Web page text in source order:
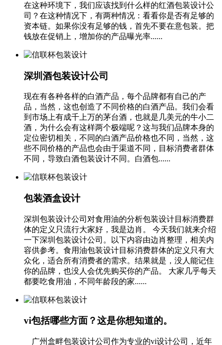
在这种环境下，我们应该找到什么样的红酒包装设计公
司？在这种情况下，有两种情况：看看你是否有足够的
资本链。如果你没有足够的钱，首先不要在意包装。把
钱放在促销上，增加你的产品曝光率......
深圳酒包装设计公司
现在有各种各样的白酒产品，每个品牌都有自己的产
品，当然，这也创造了不同价格的白酒产品。我们会看
到市场上有成千上万的茅台酒，也就是几美元的牛小二
酒，为什么会有这样两个极端呢？这与我们品牌本身的
定位密切相关，不同的白酒产品价格也不同，当然，这
些不同价格的产品也会由于渠道不同，目标消费者群体
不同，导致白酒包装设计不同。白酒包......
包装酒盒设计
深圳包装设计公司对食用油的分析包装设计目标消费群
体的定义只流行大家好，我是边肖。 今天我们就来介绍
一下深圳包装设计公司。以下内容由边肖整理，相关内
容供参考。食用油包装设计目标消费群体的定义只有大
众化，适合所有消费者的需求。结果就是，没人能记住
你的品牌，也没人会优先购买你的产品。 大家几乎每天
都要吃食用油，不同年龄段的家......
vi包括哪些方面？这是你想知道的。
广州盒畔包装设计公司作为专业的vi设计公司，近年